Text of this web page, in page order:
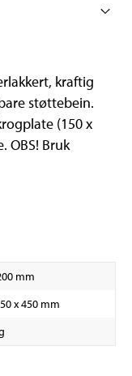
kraftig
støttebein.
(150 x
OBS! Bruk
mm
x 450 mm